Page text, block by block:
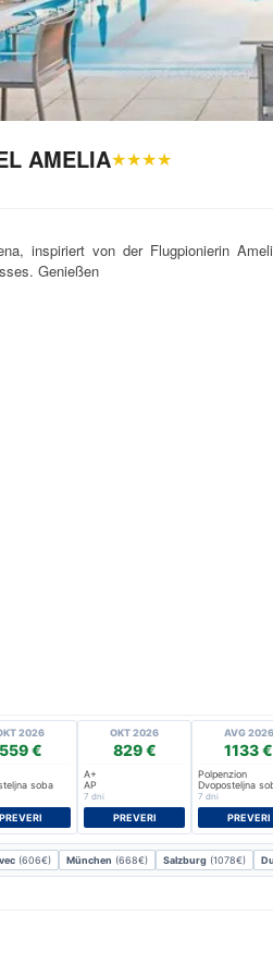
AMELIA★★★★
inspiriert von der Flugpionierin
Genießen
2026
559 €
soba
PREVERI
OKT 2026
829 €
A+
AP
7 dni
PREVERI
AVG 2026
1133 €
Polpenzion
Dvoposteljna
7 dni
PREVERI
(606€) München (668€) Salzburg (1078€)